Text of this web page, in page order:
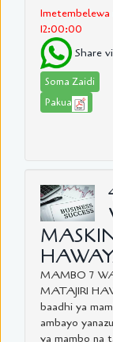
Imetembelewa
12:00:00
Share
Soma Zaidi
Pakua
MAMBO 7
MATAJIRI
baadhi ya
ambayo
ya mambo na